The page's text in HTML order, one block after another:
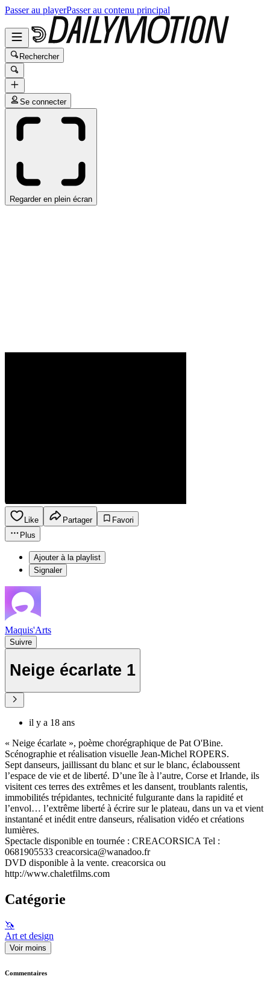
Passer au playerPasser au contenu principal
Rechercher
Se connecter
Regarder en plein écran
Like Partager
Favori
Plus
Ajouter à la playlist
Signaler
Maquis'Arts
Suivre
Neige écarlate 1
il y a 18 ans
« Neige écarlate », poème chorégraphique de Pat O'Bine.
Scénographie et réalisation visuelle Jean-Michel ROPERS.
Sept danseurs, jaillissant du blanc et sur le blanc, éclaboussent
l’espace de vie et de liberté. D’une île à l’autre, Corse et Irlande, ils
visitent ces terres des extrêmes et les dansent, troublants ralentis,
immobilités trépidantes, technicité fulgurante dans la rapidité et
l’envol… l’extrême liberté à écrire sur le plateau, dans un va et vient
instantané et inédit entre danseurs, réalisation vidéo et créations
lumières.
Spectacle disponible en tournée : CREACORSICA Tel :
0681905533 creacorsica@wanadoo.fr
DVD disponible à la vente. creacorsica ou
http://www.chaletfilms.com
Catégorie
🦄
Art et design
Voir moins
Commentaires